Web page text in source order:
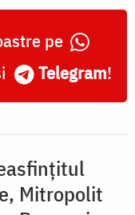
pe
Telegram!
Mitropolit